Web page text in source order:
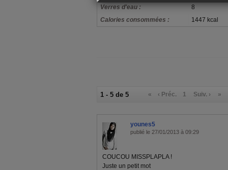
Verres d'eau :
8
Calories consommées :
1447 kcal
1 - 5 de 5 « ‹ Préc. 1 Suiv. › »
younes5
publié le 27/01/2013 à 09:29
COUCOU MISSPLAPLA !
Juste un petit mot